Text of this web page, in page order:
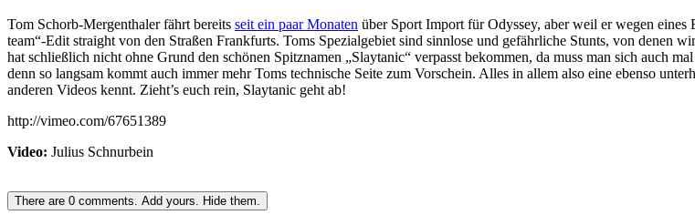
Tom Schorb-Mergenthaler fährt bereits seit ein paar Monaten über Sport Import für Odyssey, aber weil er wegen eines
team“-Edit straight von den Straßen Frankfurts. Toms Spezialgebiet sind sinnlose und gefährliche Stunts, von denen
hat schließlich nicht ohne Grund den schönen Spitznamen „Slaytanic“ verpasst bekommen, da muss man sich auch
denn so langsam kommt auch immer mehr Toms technische Seite zum Vorschein. Alles in allem also eine ebenso
anderen Videos kennt. Zieht’s euch rein, Slaytanic geht ab!
http://vimeo.com/67651389
Video: Julius Schnurbein
There are 0 comments. Add yours. Hide them.